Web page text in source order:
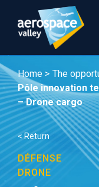
main
Home > The
Pôle innovation
– Drone cargo
< Return
DÉFENSE
DRONE